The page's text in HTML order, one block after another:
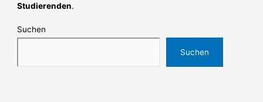
Studierenden.
Suchen
Suchen